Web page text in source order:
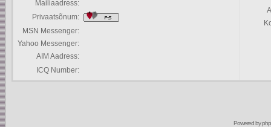
Mailiaadress:
Privaatsõnum:
MSN Messenger:
Yahoo Messenger:
AIM Aadress:
ICQ Number:
Powered by